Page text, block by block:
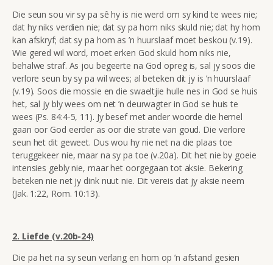
Die seun sou vir sy pa sê hy is nie werd om sy kind te wees nie;
dat hy niks verdien nie; dat sy pa hom niks skuld nie; dat hy hom
kan afskryf; dat sy pa hom as ’n huurslaaf moet beskou (v.19).
Wie gered wil word, moet erken God skuld hom niks nie,
behalwe straf. As jou begeerte na God opreg is, sal jy soos die
verlore seun by sy pa wil wees; al beteken dit jy is ’n huurslaaf
(v.19). Soos die mossie en die swaeltjie hulle nes in God se huis
het, sal jy bly wees om net ’n deurwagter in God se huis te
wees (Ps. 84:4-5, 11). Jy besef met ander woorde die hemel
gaan oor God eerder as oor die strate van goud. Die verlore
seun het dit geweet. Dus wou hy nie net na die plaas toe
teruggekeer nie, maar na sy pa toe (v.20a). Dit het nie by goeie
intensies gebly nie, maar het oorgegaan tot aksie. Bekering
beteken nie net jy dink nuut nie. Dit vereis dat jy aksie neem
(Jak. 1:22, Rom. 10:13).
2. Liefde (v.20b-24)
Die pa het na sy seun verlang en hom op ’n afstand gesien